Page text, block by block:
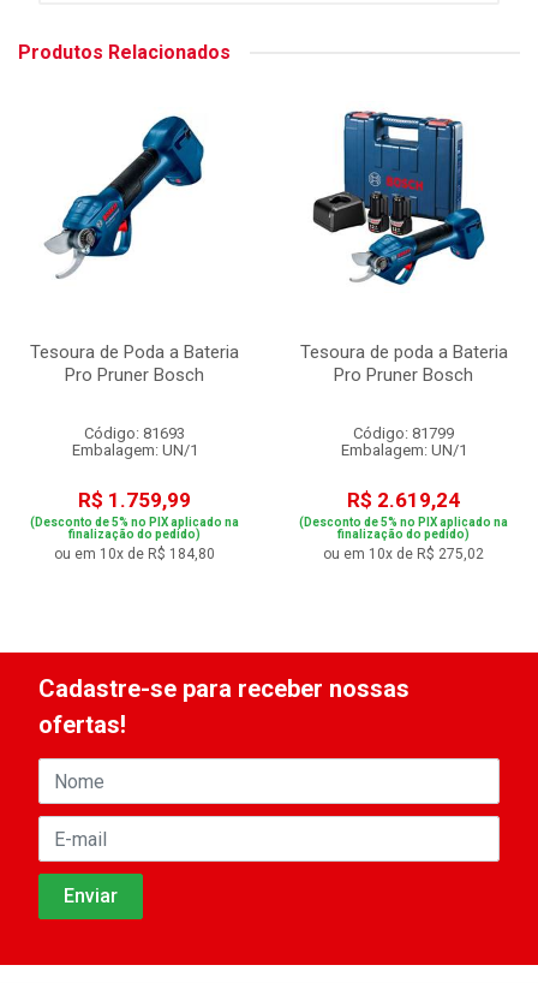
Produtos Relacionados
Tesoura de Poda a Bateria
Pro Pruner Bosch
Código: 81693
Embalagem: UN/1
R$ 1.759,99
(Desconto de 5% no PIX aplicado na
finalização do pedido)
ou em 10x de R$ 184,80
Tesoura de poda a Bateria
Pro Pruner Bosch
Código: 81799
Embalagem: UN/1
R$ 2.619,24
(Desconto de 5% no PIX aplicado na
finalização do pedido)
ou em 10x de R$ 275,02
Cadastre-se para receber nossas
ofertas!